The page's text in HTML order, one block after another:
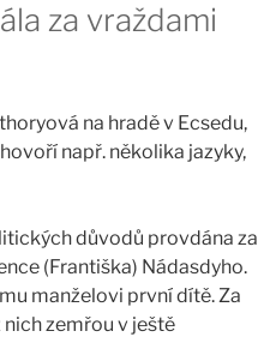
za vraždami
na hradě v Ecsedu,
např. několika jazyky,
důvodů provdána za
(Františka) Nádasdyho.
manželovi první dítě. Za
zemřou v ještě